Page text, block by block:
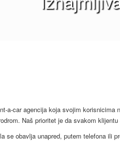
a-car agencija koja svojim
Naš prioritet je da svakom
se obavlja unapred, putem telefona ili